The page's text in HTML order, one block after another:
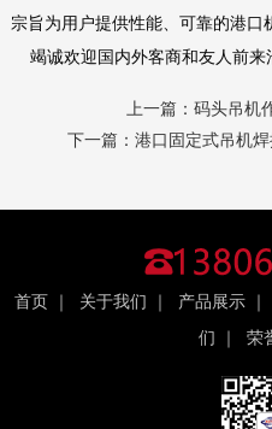
宗旨为用户提供性能、可靠的港口
竭诚欢迎国内外客商和友人前来
上一篇： 码头吊机
下一篇： 港口固定式吊机
首页｜ 关于我们 ｜ 产品展示｜
们 ｜ 荣